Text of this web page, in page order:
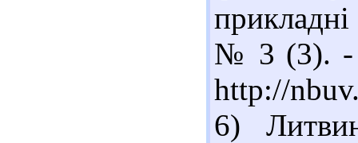
№ 3 (3). -
http://
6)